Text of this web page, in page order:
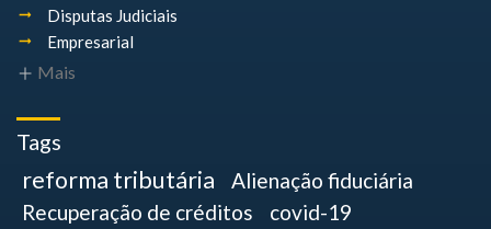
Disputas Judiciais
Empresarial
Mais
Tags
reforma tributária
Alienação fiduciária
Recuperação de créditos
covid-19